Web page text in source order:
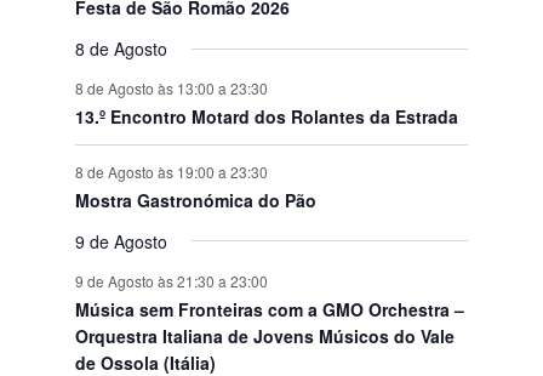
Festa de São Romão 2026
8 de Agosto
8 de Agosto às 13:00 a 23:30
13.º Encontro Motard dos Rolantes da Estrada
8 de Agosto às 19:00 a 23:30
Mostra Gastronómica do Pão
9 de Agosto
9 de Agosto às 21:30 a 23:00
Música sem Fronteiras com a GMO Orchestra –
Orquestra Italiana de Jovens Músicos do Vale
de Ossola (Itália)